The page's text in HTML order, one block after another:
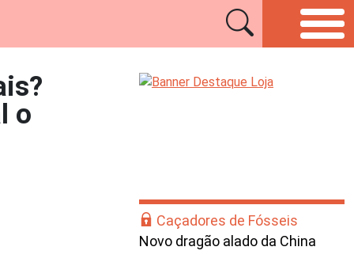
o
Caçadores de Fósseis
Novo dragão alado da China